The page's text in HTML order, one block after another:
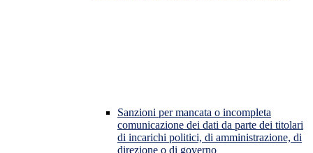
Sanzioni per mancata o incompleta
comunicazione dei dati da parte dei titolari
di incarichi politici, di amministrazione, di
direzione o di governo